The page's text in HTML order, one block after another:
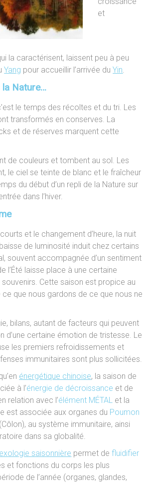
et
la caractérisent, laissent peu à peu
Yang pour accueillir l’arrivée duYin.
la Nature…
le temps des récoltes et du tri. Les
transformés en conserves. La
et de réserves marquent cette
de couleurs et tombent au sol. Les
le ciel se teinte de blanc et le fraîcheur
du début d’un repli de la Nature sur
dans l’hiver.
et le changement d’heure, la nuit
de luminosité induit chez certains
souvent accompagnée d’un sentiment
l’Été laisse place à une certaine
Cette saison est propice au
que nous gardons de ce que nous ne
bilans, autant de facteurs qui peuvent
d’une certaine émotion de tristesse. Le
les premiers refroidissements et
immunitaires sont plus sollicitées.
énergétique chinoise, la saison de
à l’énergie de décroissance et de
relation avec l’élément MÉTAL et la
est associée aux organes du Poumon
(Côlon), au système immunitaire, ainsi
dans sa globalité.
saisonnière permet defluidifier
et fonctions du corps les plus
de l’année (organes, glandes,